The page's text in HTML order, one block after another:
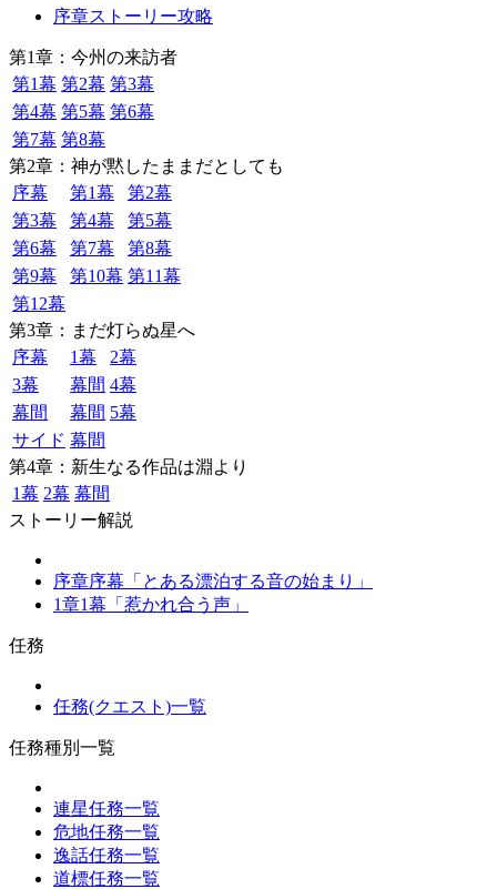
序章ストーリー攻略
第1章：今州の来訪者
第1幕 第2幕 第3幕
第4幕 第5幕 第6幕
第7幕 第8幕
第2章：神が黙したままだとしても
序幕
第1幕
第2幕
第3幕
第4幕
第5幕
第6幕
第7幕
第8幕
第9幕
第10幕 第11幕
第12幕
第3章：まだ灯らぬ星へ
序幕
1幕
2幕
3幕
幕間 4幕
幕間
幕間 5幕
サイド 幕間
第4章：新生なる作品は淵より
1幕 2幕 幕間
ストーリー解説
序章序幕「とある漂泊する音の始まり」
1章1幕「惹かれ合う声」
任務
任務(クエスト)一覧
任務種別一覧
連星任務一覧
危地任務一覧
逸話任務一覧
道標任務一覧